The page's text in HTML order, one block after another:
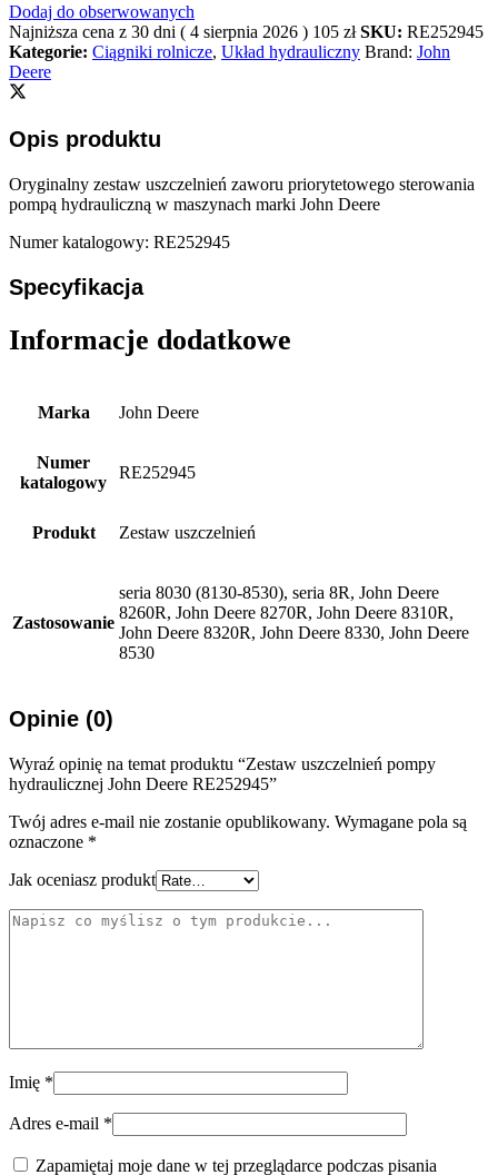
Dodaj do obserwowanych
Najniższa cena z 30 dni ( 4 sierpnia 2026 ) 105 zł SKU: RE252945
Kategorie: Ciągniki rolnicze, Układ hydrauliczny Brand: John
Deere
Opis produktu
Oryginalny zestaw uszczelnień zaworu priorytetowego sterowania
pompą hydrauliczną w maszynach marki John Deere
Numer katalogowy: RE252945
Specyfikacja
Informacje dodatkowe
Marka John Deere
Numer
katalogowy
RE252945
Produkt Zestaw uszczelnień
Zastosowanie
seria 8030 (8130-8530), seria 8R, John Deere
8260R, John Deere 8270R, John Deere 8310R,
John Deere 8320R, John Deere 8330, John Deere
8530
Opinie (0)
Wyraź opinię na temat produktu “Zestaw uszczelnień pompy
hydraulicznej John Deere RE252945”
Twój adres e-mail nie zostanie opublikowany. Wymagane pola są
oznaczone *
Jak oceniasz produkt
Imię *
Adres e-mail *
Zapamiętaj moje dane w tej przeglądarce podczas pisania